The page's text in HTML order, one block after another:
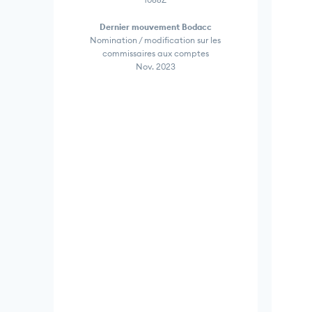
Dernier mouvement Bodacc
Nomination / modification sur les
commissaires aux comptes
Nov. 2023